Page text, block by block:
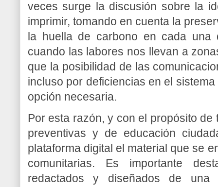
veces surge la discusión sobre la
imprimir, tomando en cuenta la
la huella de carbono en cada una
cuando las labores nos llevan a
que la posibilidad de las
incluso por deficiencias en el
opción necesaria.
Por esta razón, y con el propósito
preventivas y de educación
plataforma digital el material que se
comunitarias. Es importante
redactados y diseñados de una